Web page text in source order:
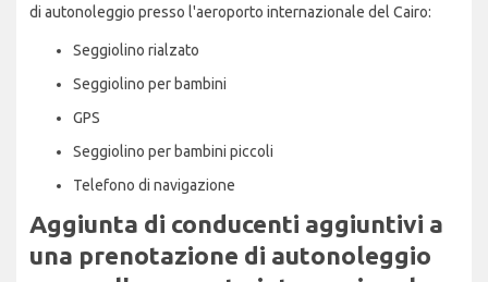
di autonoleggio presso l'aeroporto internazionale del Cairo:
Seggiolino rialzato
Seggiolino per bambini
GPS
Seggiolino per bambini piccoli
Telefono di navigazione
Aggiunta di conducenti aggiuntivi a
una prenotazione di autonoleggio